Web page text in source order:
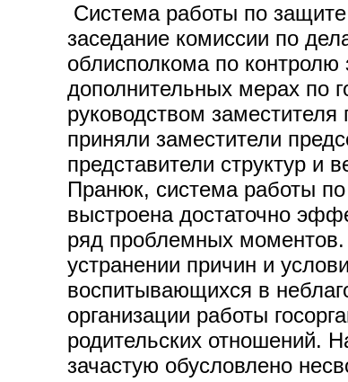
Система работы по
заседание комиссии по
облисполкома по
дополнительных мерах по
руководством
приняли заместители
представители структур и
Пранюк, система работы
выстроена достаточно
ряд проблемных моментов.
устранении причин и
воспитывающихся в
организации работы
родительских отношений.
зачастую обусловлено